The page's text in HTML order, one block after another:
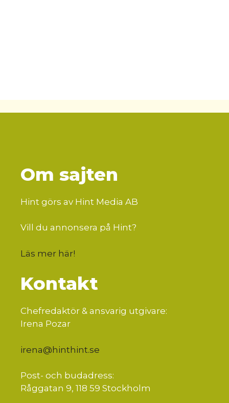
Om sajten
Hint görs av Hint Media AB
Vill du annonsera på Hint?
Läs mer här!
Kontakt
Chefredaktör & ansvarig utgivare:
Irena Pozar
irena@hinthint.se
Post- och budadress:
Råggatan 9, 118 59 Stockholm